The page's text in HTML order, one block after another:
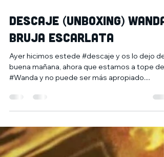
6 feb 2021 1 min de lectura
Descaje (Unboxing) Wanda
Ayer hicimos estede #descaje y os lo dejo de
buena mañana, ahora que estamos a tope de